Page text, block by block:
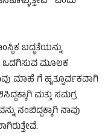
ಬದ್ಧತೆಯನ್ನು
ಒದಗಿಸುವ ಮೂಲಕ
ಮಾಹೆ ಗೆ ಹೃತ್ಪೂರ್ವಕವಾಗಿ
ಮತ್ತು ಸಮಗ್ರ
ನಂಬಿದ್ದಕ್ಕಾಗಿ ನಾವು